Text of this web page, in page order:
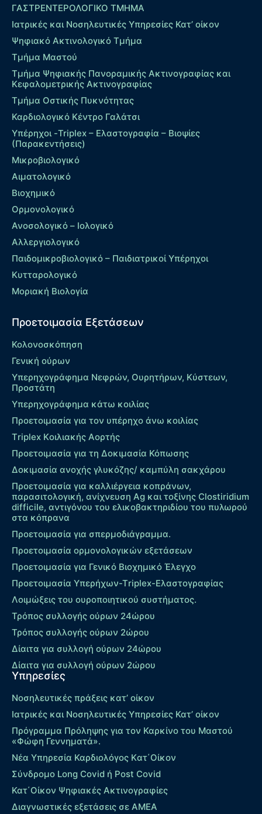
ΓΑΣΤΡΕΝΤΕΡΟΛΟΓΙΚΟ ΤΜΗΜΑ
Ιατρικές και Νοσηλευτικές Υπηρεσίες Κατ’ οίκον
Ψηφιακό Ακτινολογικό Τμήμα
Τμήμα Μαστού
Τμήμα Ψηφιακής Πανοραμικής Ακτινογραφίας και
Κεφαλομετρικής Ακτινογραφίας
Τμήμα Οστικής Πυκνότητας
Καρδιολογικό Κέντρο Γαλάτσι
Υπέρηχοι -Triplex – Eλαστογραφία – Βιοψίες
(Παρακεντήσεις)
Μικροβιολογικό
Αιματολογικό
Βιοχημικό
Ορμονολογικό
Ανοσολογικό – Ιολογικό
Αλλεργιολογικό
Παιδομικροβιολογικό – Παιδιατρικοί Υπέρηχοι
Κυτταρολογικό
Μοριακή Βιολογία
Προετοιμασία Εξετάσεων
Κολονοσκόπηση
Γενική ούρων
Υπερηχογράφημα Νεφρών, Ουρητήρων, Κύστεων,
Προστάτη
Υπερηχογράφημα κάτω κοιλίας
Προετοιμασία για τον υπέρηχο άνω κοιλίας
Τriplex Kοιλιακής Αορτής
Προετοιμασία για τη Δοκιμασία Κόπωσης
Δοκιμασία ανοχής γλυκόζης/ καμπύλη σακχάρου
Προετοιμασία για καλλιέργεια κοπράνων,
παρασιτολογική, ανίχνευση Ag και τοξίνης Clostiridium
difficile, αντιγόνου του ελικοβακτηριδίου του πυλωρού
στα κόπρανα
Προετοιμασία για σπερμοδιάγραμμα.
Προετοιμασία ορμονολογικών εξετάσεων
Προετοιμασία για Γενικό Βιοχημικό Έλεγχο
Προετοιμασία Υπερήχων-Τriplex-Ελαστογραφίας
Λοιμώξεις του ουροποιητικού συστήματος.
Τρόπος συλλογής ούρων 24ώρου
Τρόπος συλλογής ούρων 2ώρου
Δίαιτα για συλλογή ούρων 24ώρου
Δίαιτα για συλλογή ούρων 2ώρου
Υπηρεσίες
Νοσηλευτικές πράξεις κατ’ οίκον
Ιατρικές και Νοσηλευτικές Υπηρεσίες Κατ’ οίκον
Πρόγραμμα Πρόληψης για τον Καρκίνο του Μαστού
«Φώφη Γεννηματά».
Νέα Υπηρεσία Καρδιολόγος Kατ΄Οίκον
Σύνδρομο Long Covid ή Post Covid
Κατ΄Οίκον Ψηφιακές Ακτινογραφίες
Διαγνωστικές εξετάσεις σε ΑΜΕΑ